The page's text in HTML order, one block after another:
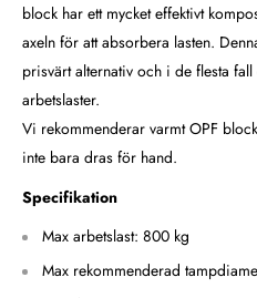
block har ett mycket effektivt
axeln för att absorbera lasten.
prisvärt alternativ och i de flesta
arbetslaster.
Vi rekommenderar varmt OPF
inte bara dras för hand.
Specifikation
Max arbetslast: 800 kg
Max rekommenderad